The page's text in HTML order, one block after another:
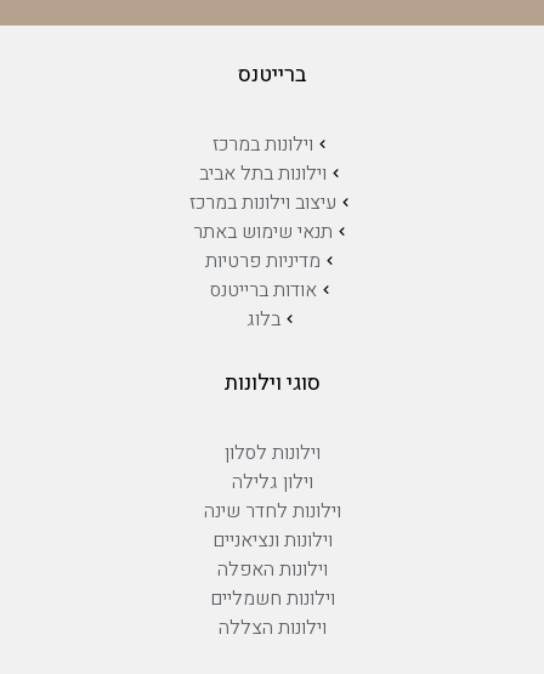
ברייטנס
וילונות במרכז
וילונות בתל אביב
עיצוב וילונות במרכז
תנאי שימוש באתר
מדיניות פרטיות
אודות ברייטנס
בלוג
סוגי וילונות
וילונות לסלון
וילון גלילה
וילונות לחדר שינה
וילונות ונציאניים
וילונות האפלה
וילונות חשמליים
וילונות הצללה